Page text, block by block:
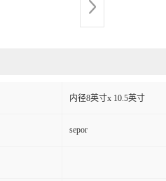
内径8英寸x 10.5英寸
sepor